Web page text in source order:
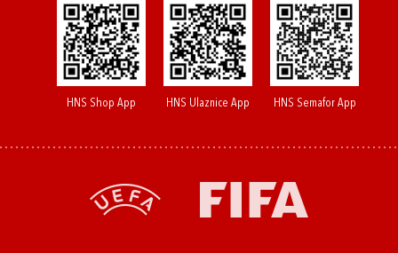
HNS Shop App HNS Ulaznice App HNS Semafor App